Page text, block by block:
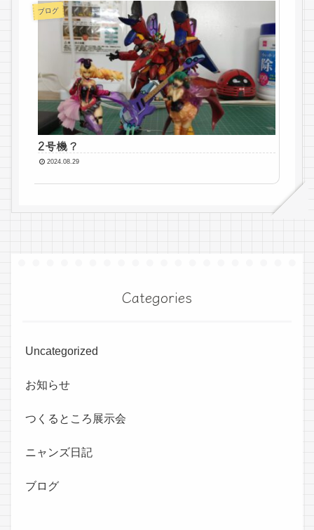
ブログ
2号機？
2024.08.29
Categories
Uncategorized
お知らせ
つくるところ展示会
ニャンズ日記
ブログ